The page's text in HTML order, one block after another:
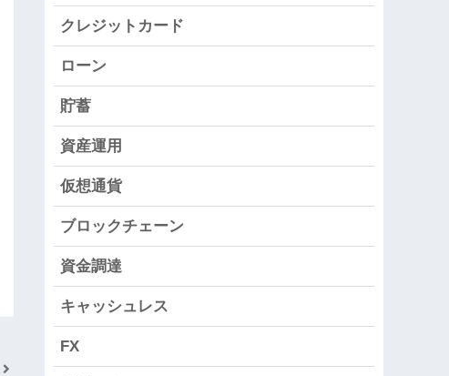
クレジットカード
ローン
貯蓄
資産運用
仮想通貨
ブロックチェーン
資金調達
キャッシュレス
FX